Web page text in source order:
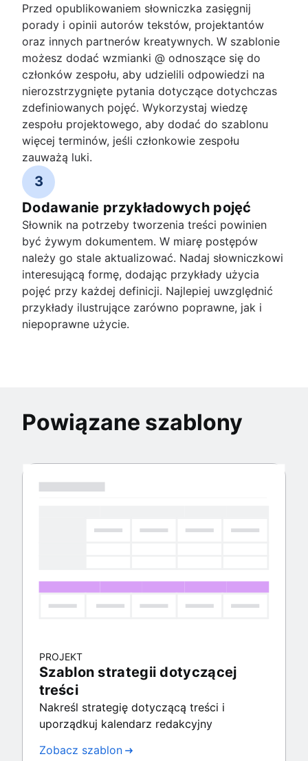
Przed opublikowaniem słowniczka zasięgnij
porady i opinii autorów tekstów, projektantów
oraz innych partnerów kreatywnych. W szablonie
możesz dodać wzmianki @ odnoszące się do
członków zespołu, aby udzielili odpowiedzi na
nierozstrzygnięte pytania dotyczące dotychczas
zdefiniowanych pojęć. Wykorzystaj wiedzę
zespołu projektowego, aby dodać do szablonu
więcej terminów, jeśli członkowie zespołu
zauważą luki.
3
Dodawanie przykładowych pojęć
Słownik na potrzeby tworzenia treści powinien
być żywym dokumentem. W miarę postępów
należy go stale aktualizować. Nadaj słowniczkowi
interesującą formę, dodając przykłady użycia
pojęć przy każdej definicji. Najlepiej uwzględnić
przykłady ilustrujące zarówno poprawne, jak i
niepoprawne użycie.
Powiązane szablony
PROJEKT
Szablon strategii dotyczącej
treści
Nakreśl strategię dotyczącą treści i
uporządkuj kalendarz redakcyjny
Zobacz szablon